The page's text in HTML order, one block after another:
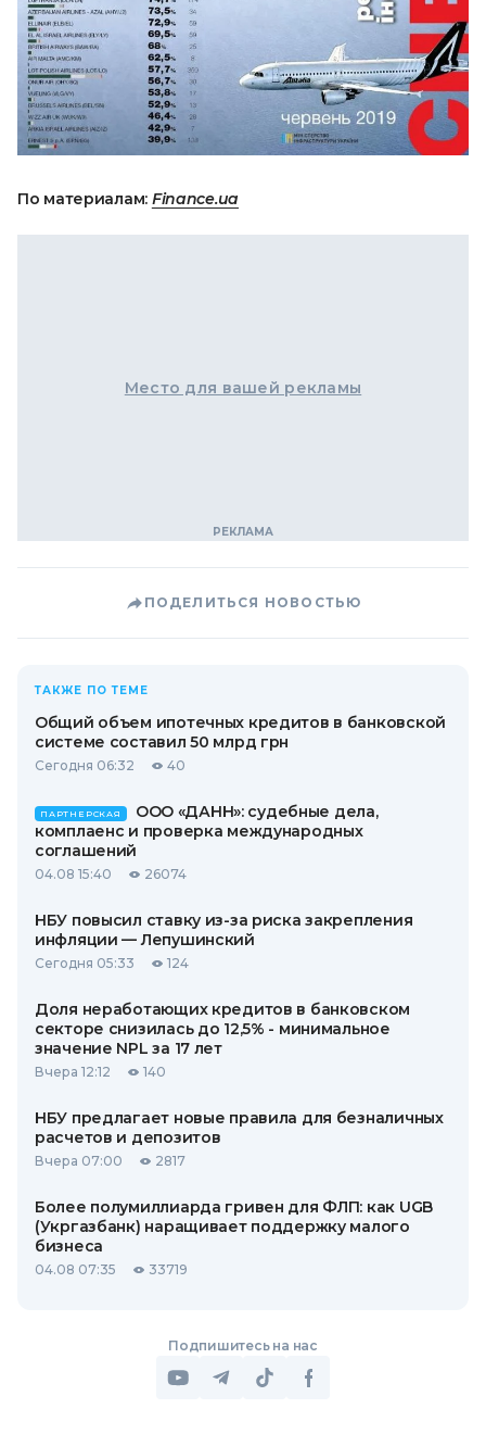
По материалам: Finance.ua
Место для вашей рекламы
ПОДЕЛИТЬСЯ НОВОСТЬЮ
ТАКЖЕ ПО ТЕМЕ
Общий объем ипотечных кредитов в банковской
системе составил 50 млрд грн
Сегодня 06:32 40
ПАРТНЕРСКАЯ
ООО «ДАНН»: судебные дела,
комплаенс и проверка международных
соглашений
04.08 15:40 26074
НБУ повысил ставку из-за риска закрепления
инфляции — Лепушинский
Сегодня 05:33 124
Доля неработающих кредитов в банковском
секторе снизилась до 12,5% - минимальное
значение NPL за 17 лет
Вчера 12:12 140
НБУ предлагает новые правила для безналичных
расчетов и депозитов
Вчера 07:00 2817
Более полумиллиарда гривен для ФЛП: как UGB
(Укргазбанк) наращивает поддержку малого
бизнеса
04.08 07:35 33719
Подпишитесь на нас